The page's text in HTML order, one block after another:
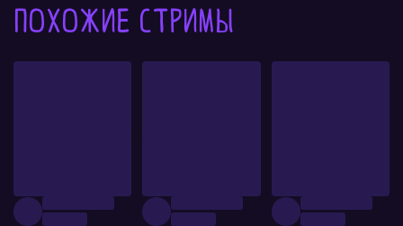
Похожие стримы